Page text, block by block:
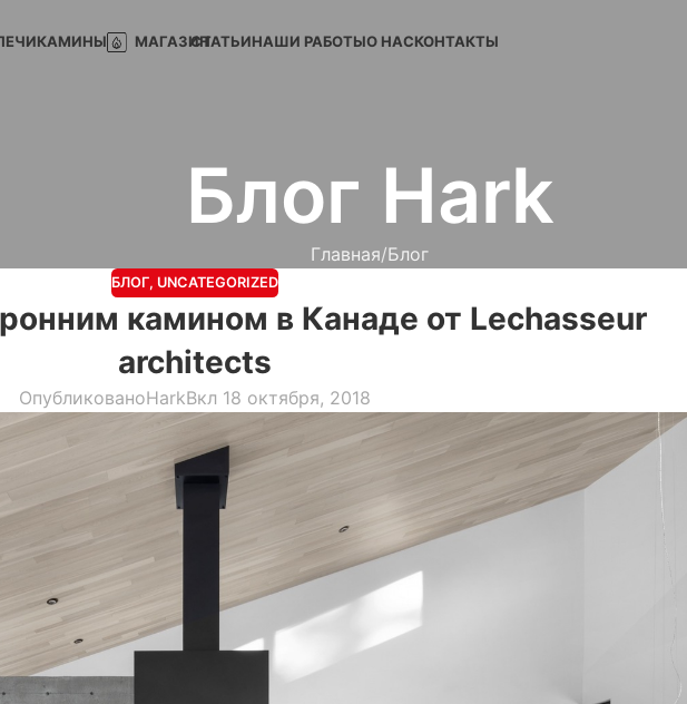
КАМИНЫ МАГАЗИНСТАТЬИНАШИ РАБОТЫО НАСКОНТАКТЫ
Блог Hark
Главная Блог
БЛОГ, UNCATEGORIZED
камином в Канаде от Lechasseur
architects
ОпубликованоHarkВкл 18 октября, 2018